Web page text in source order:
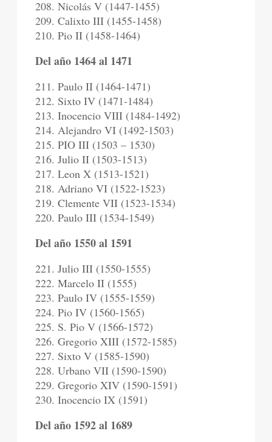
208. Nicolás V (1447-1455)
209. Calixto III (1455-1458)
210. Pio II (1458-1464)
Del año 1464 al 1471
211. Paulo II (1464-1471)
212. Sixto IV (1471-1484)
213. Inocencio VIII (1484-1492)
214. Alejandro VI (1492-1503)
215. PIO III (1503 – 1530)
216. Julio II (1503-1513)
217. Leon X (1513-1521)
218. Adriano VI (1522-1523)
219. Clemente VII (1523-1534)
220. Paulo III (1534-1549)
Del año 1550 al 1591
221. Julio III (1550-1555)
222. Marcelo II (1555)
223. Paulo IV (1555-1559)
224. Pio IV (1560-1565)
225. S. Pio V (1566-1572)
226. Gregorio XIII (1572-1585)
227. Sixto V (1585-1590)
228. Urbano VII (1590-1590)
229. Gregorio XIV (1590-1591)
230. Inocencio IX (1591)
Del año 1592 al 1689